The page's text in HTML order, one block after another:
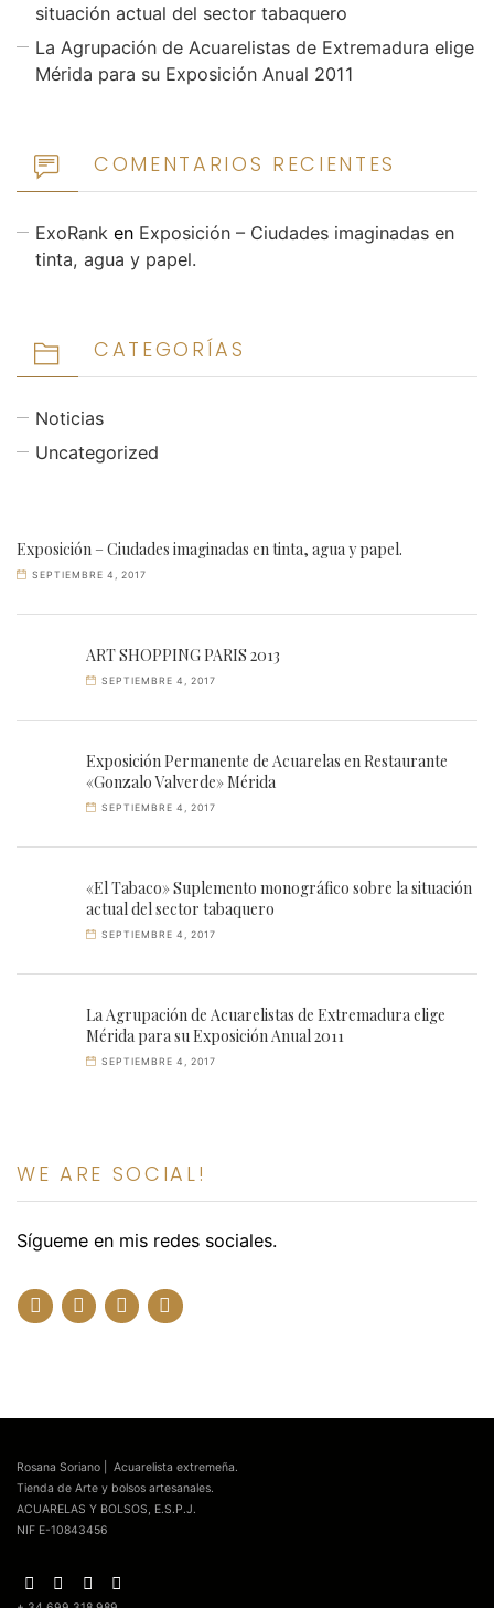
situación actual del sector tabaquero
La Agrupación de Acuarelistas de Extremadura elige
Mérida para su Exposición Anual 2011
COMENTARIOS RECIENTES
ExoRank en Exposición – Ciudades imaginadas en
tinta, agua y papel.
CATEGORÍAS
Noticias
Uncategorized
Exposición – Ciudades imaginadas en tinta, agua y papel.
SEPTIEMBRE 4, 2017
ART SHOPPING PARIS 2013
SEPTIEMBRE 4, 2017
Exposición Permanente de Acuarelas en Restaurante
«Gonzalo Valverde» Mérida
SEPTIEMBRE 4, 2017
«El Tabaco» Suplemento monográfico sobre la situación
actual del sector tabaquero
SEPTIEMBRE 4, 2017
La Agrupación de Acuarelistas de Extremadura elige
Mérida para su Exposición Anual 2011
SEPTIEMBRE 4, 2017
WE ARE SOCIAL!
Sígueme en mis redes sociales.
Rosana Soriano | Acuarelista extremeña.
Tienda de Arte y bolsos artesanales.
ACUARELAS Y BOLSOS, E.S.P.J.
NIF E-10843456